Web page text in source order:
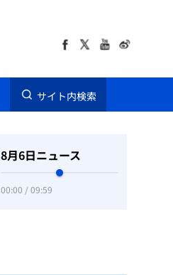
サイト内検索
8月6日ニュース
00:00 / 09:59